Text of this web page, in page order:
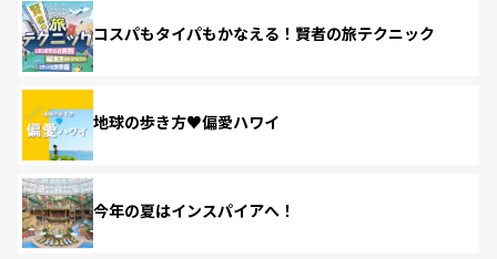
コスパもタイパもかなえる！賢者の旅テクニック
地球の歩き方♥偏愛ハワイ
今年の夏はインスパイアへ！